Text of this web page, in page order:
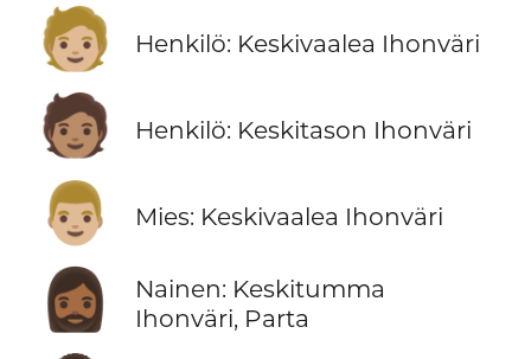
🧑🏼 Henkilö: Keskivaalea Ihonväri
🧑🏽 Henkilö: Keskitason Ihonväri
👨🏼 Mies: Keskivaalea Ihonväri
🧔🏾‍♀️
Nainen: Keskitumma
Ihonväri, Parta